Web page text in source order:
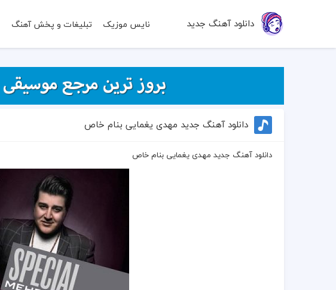
دانلود آهنگ جدید نایس موزیک تبلیغات و پخش آهنگ
دانلود آهنگ جدید مهدی یغمایی بنام خاص
دانلود آهنگ جدید مهدی یغمایی بنام خاص